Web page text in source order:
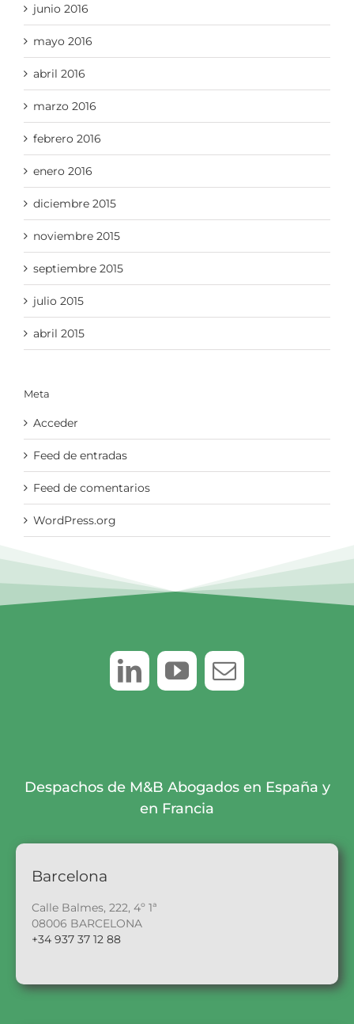
junio 2016
mayo 2016
abril 2016
marzo 2016
febrero 2016
enero 2016
diciembre 2015
noviembre 2015
septiembre 2015
julio 2015
abril 2015
Meta
Acceder
Feed de entradas
Feed de comentarios
WordPress.org
Despachos de M&B Abogados en España y
en Francia
Barcelona
Calle Balmes, 222, 4º 1ª
08006 BARCELONA
+34 937 37 12 88